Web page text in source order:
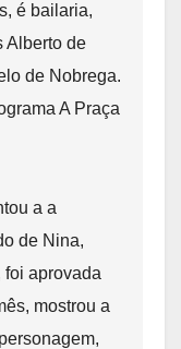
é bailaria,
Alberto de
de Nobrega.
A Praça
a a
de Nina,
foi aprovada
mostrou a